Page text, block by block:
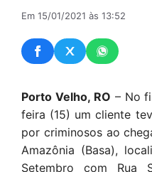
Em 15/01/2021 às 13:52
Porto Velho, RO – No
feira (15) um cliente
por criminosos ao
Amazônia (Basa),
Setembro com Rua